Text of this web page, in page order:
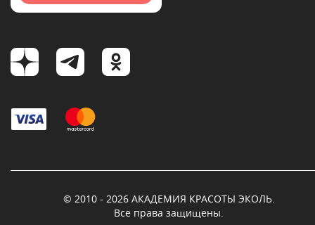
© 2010 - 2026 АКАДЕМИЯ КРАСОТЫ ЭКОЛЬ.
Все права защищены.